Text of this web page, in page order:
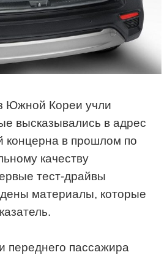
Южной Кореи учли
высказывались в адрес
концерна в прошлом по
качеству
тест-драйвы
материалы, которые
переднего пассажира